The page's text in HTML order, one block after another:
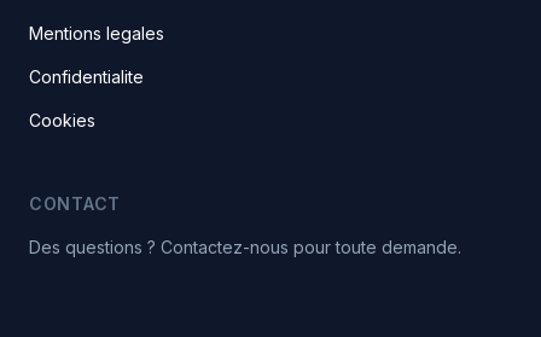
Mentions legales
Confidentialite
Cookies
CONTACT
Des questions ? Contactez-nous pour toute demande.